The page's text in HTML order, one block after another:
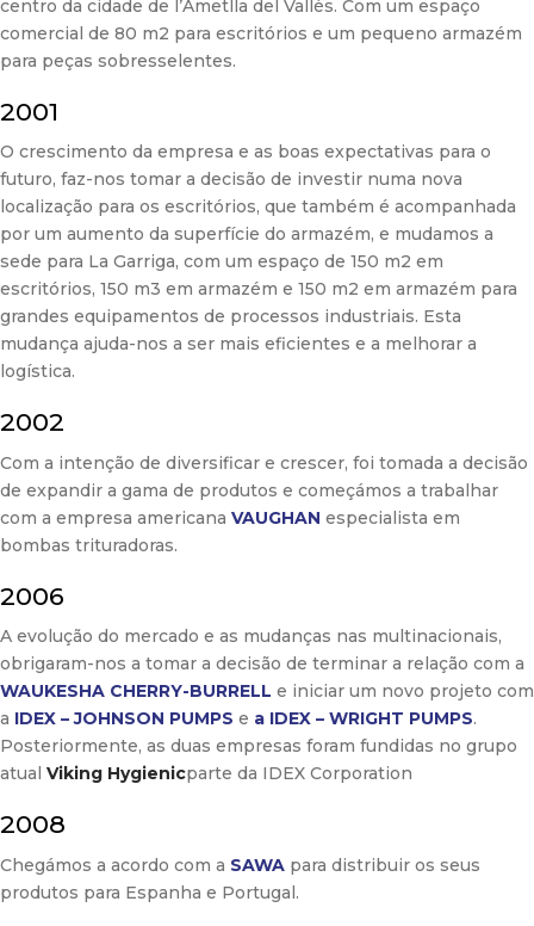
centro da cidade de l’Ametlla del Vallès. Com um espaço
comercial de 80 m2 para escritórios e um pequeno armazém
para peças sobresselentes.
2001
O crescimento da empresa e as boas expectativas para o
futuro, faz-nos tomar a decisão de investir numa nova
localização para os escritórios, que também é acompanhada
por um aumento da superfície do armazém, e mudamos a
sede para La Garriga, com um espaço de 150 m2 em
escritórios, 150 m3 em armazém e 150 m2 em armazém para
grandes equipamentos de processos industriais. Esta
mudança ajuda-nos a ser mais eficientes e a melhorar a
logística.
2002
Com a intenção de diversificar e crescer, foi tomada a decisão
de expandir a gama de produtos e começámos a trabalhar
com a empresa americana VAUGHAN especialista em
bombas trituradoras.
2006
A evolução do mercado e as mudanças nas multinacionais,
obrigaram-nos a tomar a decisão de terminar a relação com a
WAUKESHA CHERRY-BURRELL e iniciar um novo projeto com
a IDEX – JOHNSON PUMPS e a IDEX – WRIGHT PUMPS.
Posteriormente, as duas empresas foram fundidas no grupo
atual Viking Hygienicparte da IDEX Corporation
2008
Chegámos a acordo com a SAWA para distribuir os seus
produtos para Espanha e Portugal.